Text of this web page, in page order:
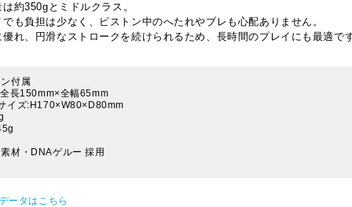
約350gとミドルクラス。
も負担は少なく、ピストン中のへたれやブレも心配ありません。
れ、円滑なストロークを続けられるため、長時間のプレイにも最適です
付属
長150mm×全幅65mm
イズ:H170×W80×D80mm
材・DNAゲルー 採用
ータはこちら